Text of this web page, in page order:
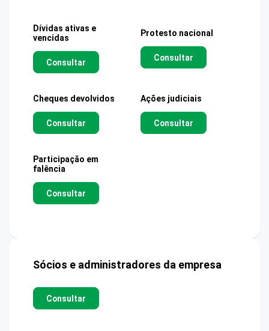
Dívidas ativas e
vencidas
Consultar
Protesto nacional
Consultar
Cheques devolvidos
Consultar
Ações judiciais
Consultar
Participação em
falência
Consultar
Sócios e administradores da empresa
Consultar